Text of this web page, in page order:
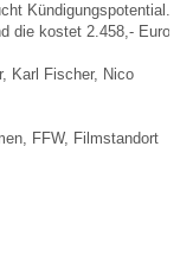
Kündigungspotential.
die kostet 2.458,- Euro.
Karl Fischer, Nico
FFW, Filmstandort